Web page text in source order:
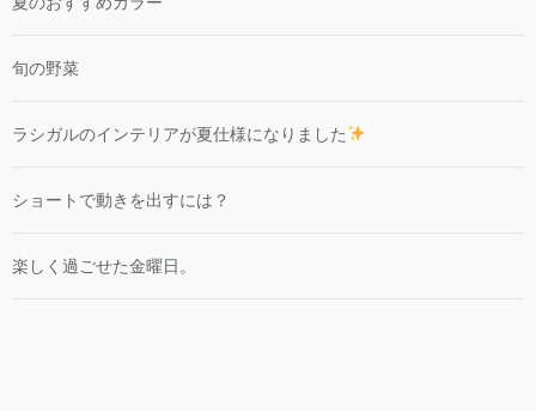
旬の野菜
ラシガルのインテリアが夏仕様になりました
ショートで動きを出すには？
楽しく過ごせた金曜日。